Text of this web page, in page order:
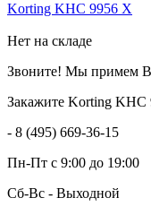
Korting KHC 9956 X
Нет на складе
Звоните! Мы примем
Закажите Korting KHC
- 8 (495) 669-36-15
Пн-Пт с 9:00 до 19:00
Сб-Вс - Выходной